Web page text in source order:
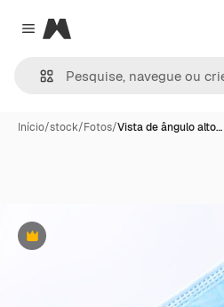
Close menu
Magnific
Início/stock/Fotos/Vista de ângulo alto…
Premium